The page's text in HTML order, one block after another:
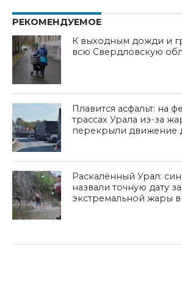
РЕКОМЕНДУЕМОЕ
К выходным дожди и
всю Свердловскую
Плавится асфальт: на
трассах Урала из-за
перекрыли движение
Раскалённый Урал:
назвали точную дату
экстремальной жары в